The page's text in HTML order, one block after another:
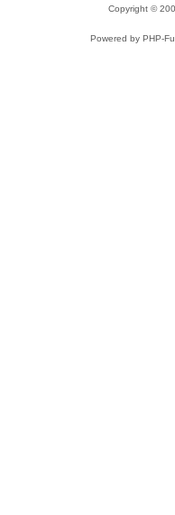
Copyright ©
Powered by PHP-